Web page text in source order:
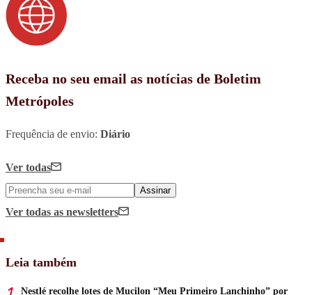
Receba no seu email as notícias de Boletim
Metrópoles
Frequência de envio: Diário
Ver todas
Assinar
Ver todas as newsletters
Leia também
Nestlé recolhe lotes de Mucilon “Meu Primeiro Lanchinho” por